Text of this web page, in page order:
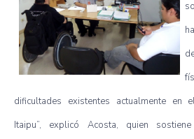
dificultades
existentes actualmenteen
Itaipu”, explicó Acosta, quien sostiene